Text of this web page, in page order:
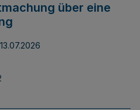
über eine
13.07.2026